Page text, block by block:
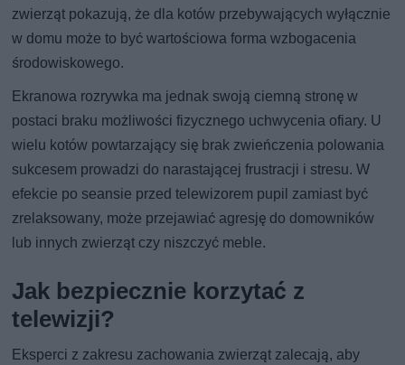
zwierząt pokazują, że dla kotów przebywających wyłącznie
w domu może to być wartościowa forma wzbogacenia
środowiskowego.
Ekranowa rozrywka ma jednak swoją ciemną stronę w
postaci braku możliwości fizycznego uchwycenia ofiary. U
wielu kotów powtarzający się brak zwieńczenia polowania
sukcesem prowadzi do narastającej frustracji i stresu. W
efekcie po seansie przed telewizorem pupil zamiast być
zrelaksowany, może przejawiać agresję do domowników
lub innych zwierząt czy niszczyć meble.
Jak bezpiecznie korzytać z
telewizji?
Eksperci z zakresu zachowania zwierząt zalecają, aby